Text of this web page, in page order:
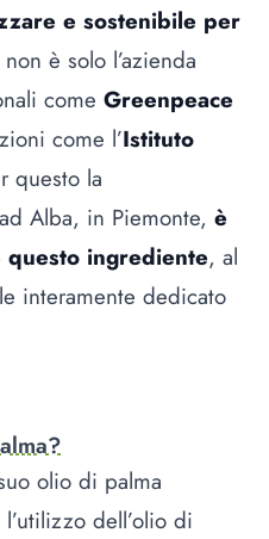
e sostenibile per
è solo l’azienda
come Greenpeace
come l’Istituto
questo la
Alba, in Piemonte, è
ingrediente, al
interamente dedicato
olio di palma
dell’olio di